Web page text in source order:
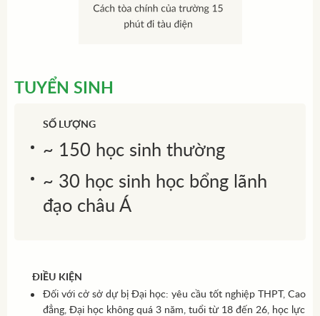
TUYỂN SINH
SỐ LƯỢNG
~ 150 học sinh thường
~ 30 học sinh học bổng lãnh
đạo châu Á
ĐIỀU KIỆN
Đối với cở sở dự bị Đại học: yêu cầu tốt nghiệp THPT, Cao
đẳng, Đại học không quá 3 năm, tuổi từ 18 đến 26, học lực